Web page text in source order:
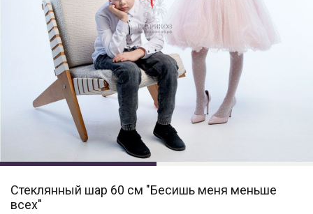
Стеклянный шар 60 см "Бесишь меня меньше
всех"